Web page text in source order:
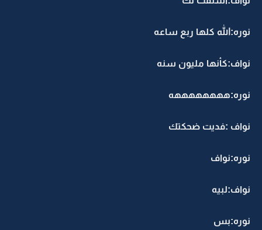
نوره:الله كلها ربع ساعه
نواف:كأنها مليون سنه
نوره:ههههههههه
نواف :فديت ضحكتك
نوره:نواف
نواف:لبيه
نوره:بس